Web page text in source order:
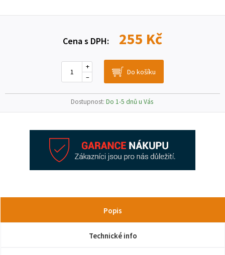
Cena s DPH: 255 Kč
–
+
Dostupnost: Do 1-5 dnů u Vás
Popis
Technické info